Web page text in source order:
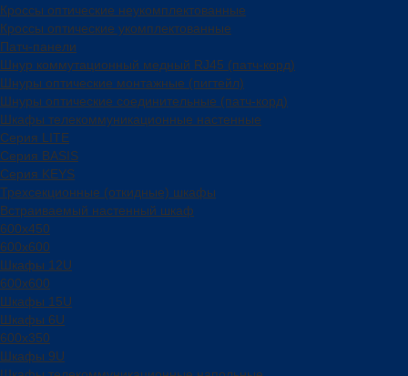
Кроссы оптические неукомплектованные
Кроссы оптические укомплектованные
Патч-панели
Шнур коммутационный медный RJ45 (патч-корд)
Шнуры оптические монтажные (пигтейл)
Шнуры оптические соединительные (патч-корд)
Шкафы телекоммуникационные настенные
Cерия LITE
Cерия BASIS
Cерия KEYS
Трехсекционные (откидные) шкафы
Встраиваемый настенный шкаф
600x450
600x600
Шкафы 12U
600x600
Шкафы 15U
Шкафы 6U
600x350
Шкафы 9U